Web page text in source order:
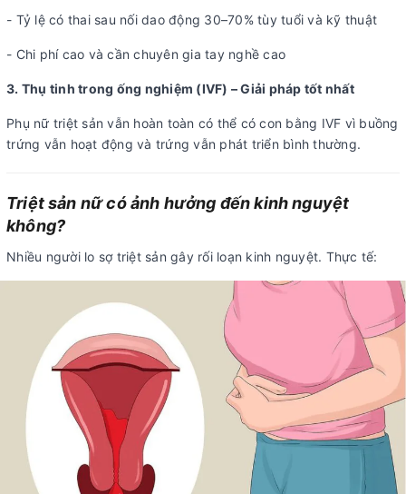
- Tỷ lệ có thai sau nối dao động 30–70% tùy tuổi và kỹ thuật
- Chi phí cao và cần chuyên gia tay nghề cao
3. Thụ tinh trong ống nghiệm (IVF) – Giải pháp tốt nhất
Phụ nữ triệt sản vẫn hoàn toàn có thể có con bằng IVF vì buồng
trứng vẫn hoạt động và trứng vẫn phát triển bình thường.
Triệt sản nữ có ảnh hưởng đến kinh nguyệt
không?
Nhiều người lo sợ triệt sản gây rối loạn kinh nguyệt. Thực tế: